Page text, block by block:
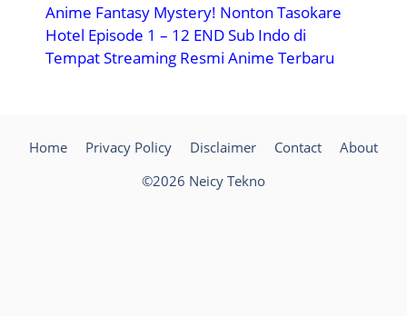
Anime Fantasy Mystery! Nonton Tasokare
Hotel Episode 1 – 12 END Sub Indo di
Tempat Streaming Resmi Anime Terbaru
Home Privacy Policy Disclaimer Contact
About
©2026 Neicy Tekno